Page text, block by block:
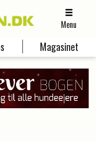
Menu
Magasinet